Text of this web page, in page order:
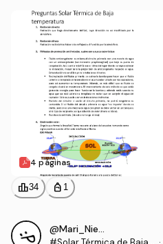
4 páginas
leaderboard34 personal_bag 1
@Mari_Nieves